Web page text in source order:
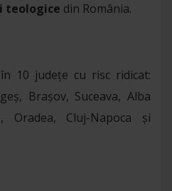
teologice din România.
10 județe cu risc ridicat:
Brașov, Suceava, Alba
Oradea, Cluj-Napoca și